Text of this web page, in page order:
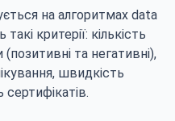
на алгоритмах data
критерії: кількість
(позитивні та негативні),
швидкість
сертифікатів.